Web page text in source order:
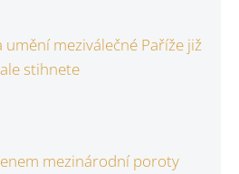
umění meziválečné Paříže již
stihnete
mezinárodní poroty